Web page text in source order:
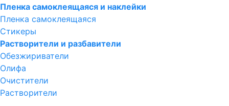
Пленка самоклеящаяся и наклейки
Пленка самоклеящаяся
Стикеры
Растворители и разбавители
Обезжириватели
Олифа
Очистители
Растворители